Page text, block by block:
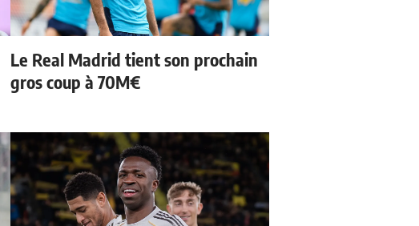
Le Real Madrid tient son prochain
gros coup à 70M€